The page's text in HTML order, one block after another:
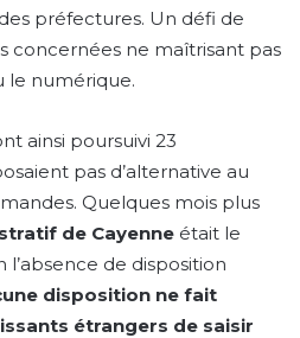
préfectures. Un défi de
concernées ne maîtrisant pas
le numérique.
ainsi poursuivi 23
pas d’alternative au
Quelques mois plus
de Cayenne était le
l’absence de disposition
disposition ne fait
étrangers de saisir